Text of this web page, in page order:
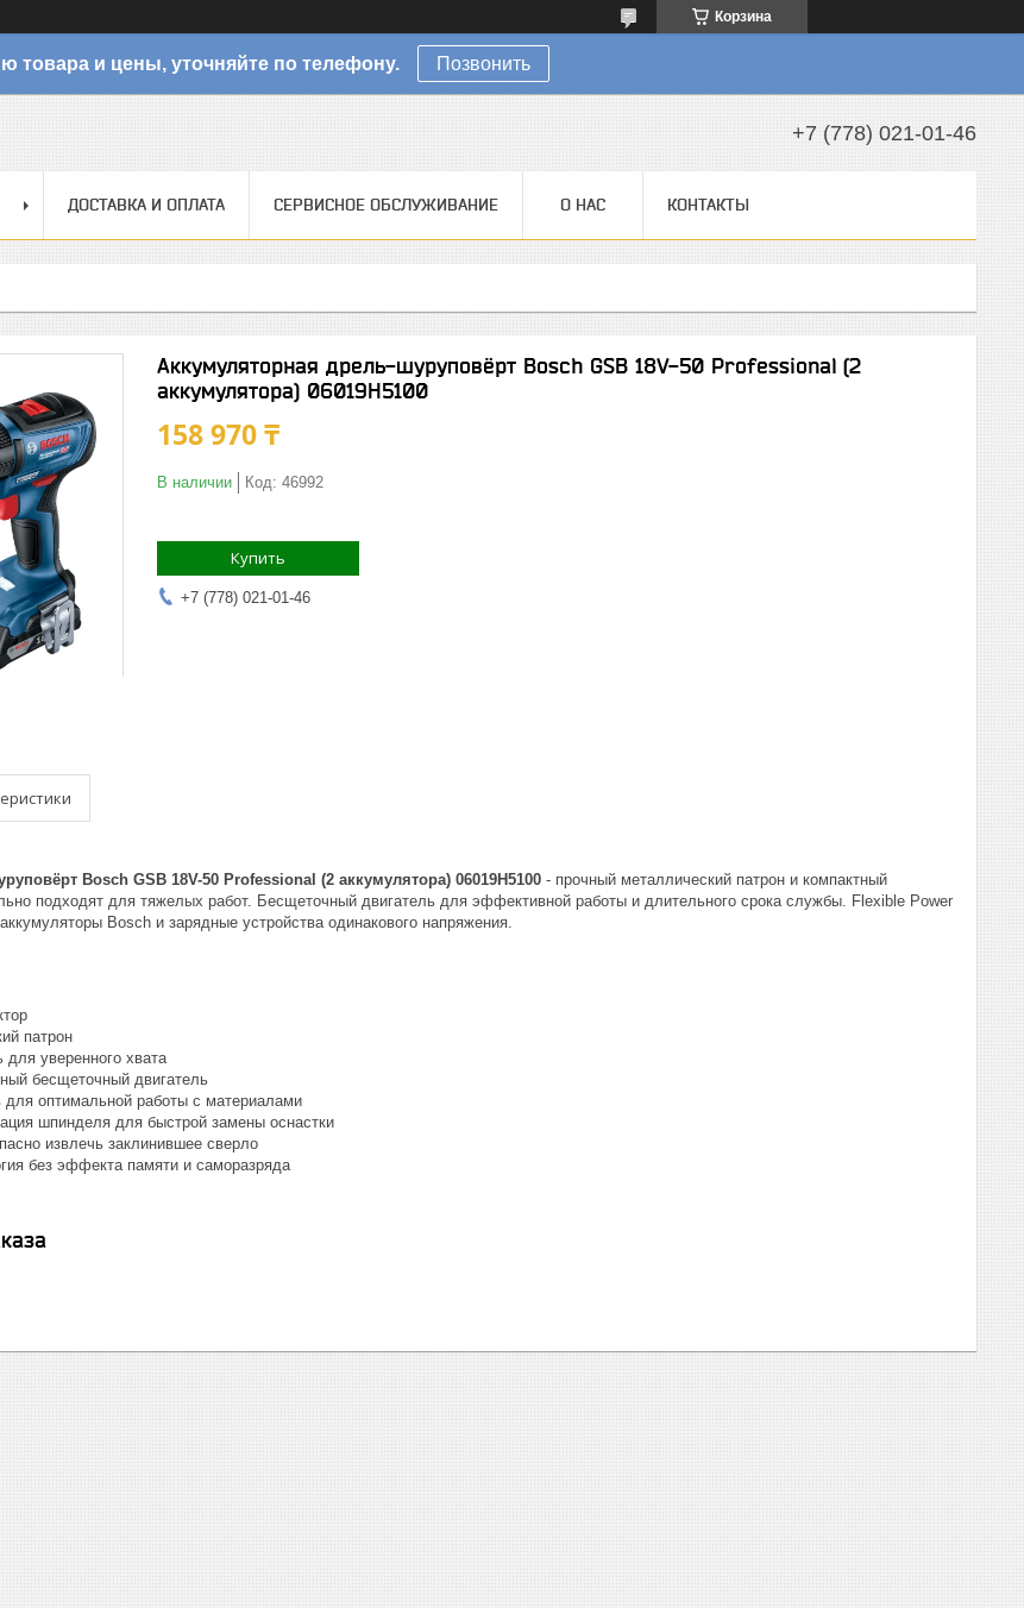
Корзина
товара и цены, уточняйте по телефону. Позвонить
+7 (778) 021-01-46
ДОСТАВКА И ОПЛАТА СЕРВИСНОЕ ОБСЛУЖИВАНИЕ О НАС КОНТАКТЫ
Аккумуляторная дрель-шуруповёрт Bosch GSB 18V-50 Professional (2
аккумулятора) 06019H5100
158 970 ₸
В наличии Код: 46992
Купить
+7 (778) 021-01-46
Bosch GSB 18V-50 Professional (2 аккумулятора) 06019H5100 - прочный металлический патрон и компактный
подходят для тяжелых работ. Бесщеточный двигатель для эффективной работы и длительного срока службы. Flexible Power
Bosch и зарядные устройства одинакового напряжения.
патрон
для уверенного хвата
бесщеточный двигатель
для оптимальной работы с материалами
шпинделя для быстрой замены оснастки
извлечь заклинившее сверло
без эффекта памяти и саморазряда